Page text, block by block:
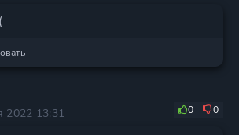
2022 13:31
0 0